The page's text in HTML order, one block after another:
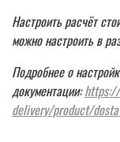
Настроить расчёт
можно настроить в
Подробнее о
документации:
delivery/product/